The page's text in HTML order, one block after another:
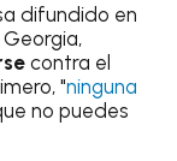
difundido en
contra el
"ninguna
no puedes